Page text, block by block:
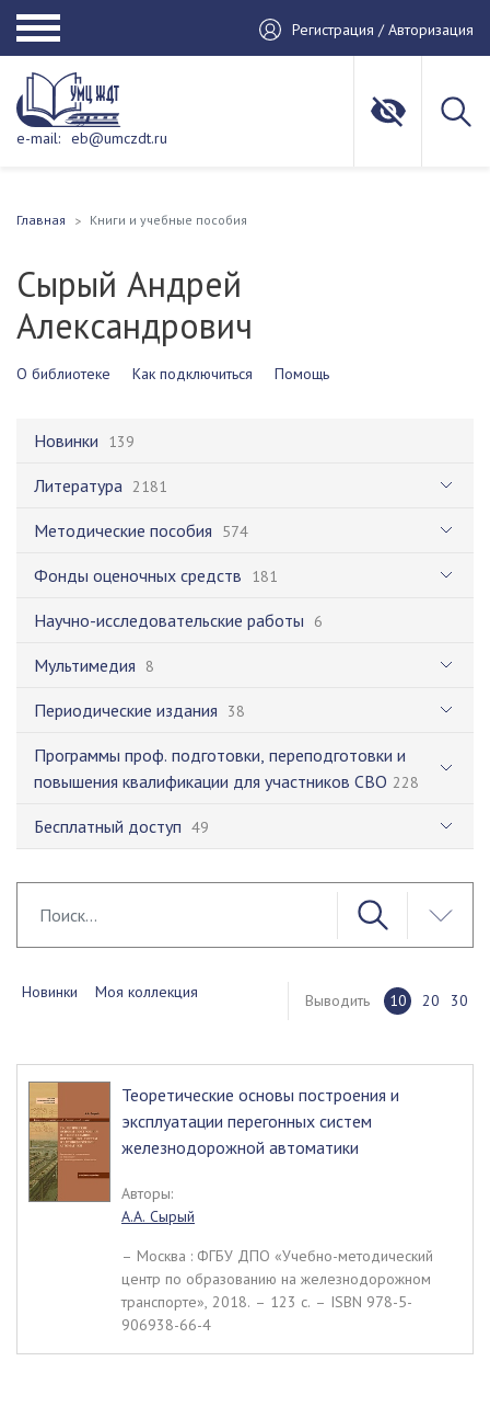
Регистрация / Авторизация
e-mail: eb@umczdt.ru
Главная Книги и учебные пособия
Сырый Андрей
Александрович
О библиотеке Как подключиться Помощь
Новинки 139
Литература 2181
Методические пособия 574
Фонды оценочных средств 181
Научно-исследовательские работы 6
Мультимедия 8
Периодические издания 38
Программы проф. подготовки, переподготовки и
повышения квалификации для участников СВО 228
Бесплатный доступ 49
Новинки Моя коллекция Выводить 10 20 30
Теоретические основы построения и
эксплуатации перегонных систем
железнодорожной автоматики
Авторы:
А.А. Сырый
– Москва : ФГБУ ДПО «Учебно-методический
центр по образованию на железнодорожном
транспорте», 2018. – 123 c. – ISBN 978-5-
906938-66-4